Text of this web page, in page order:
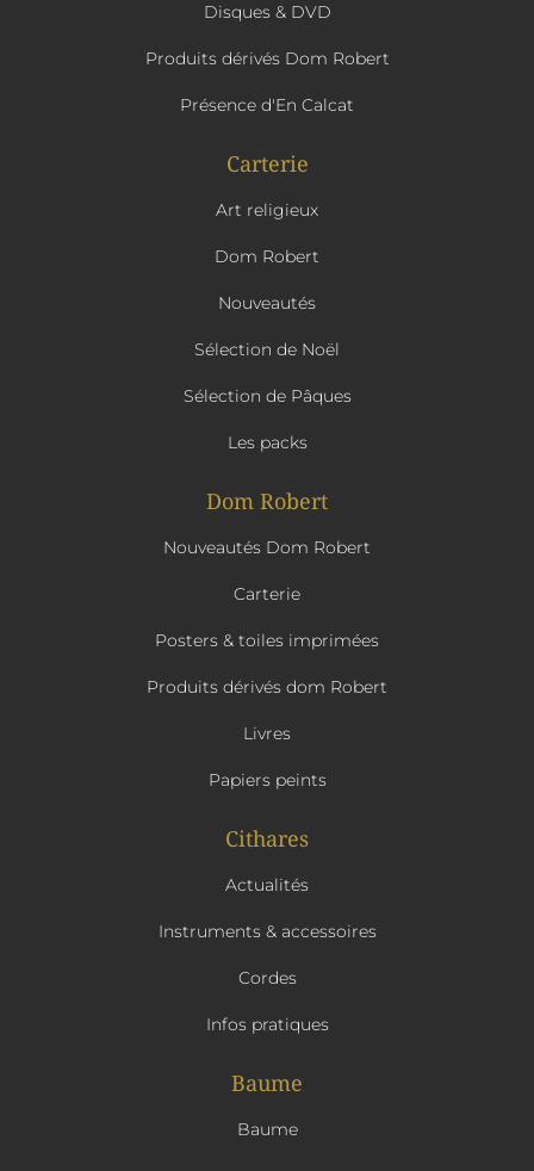
Disques & DVD
Produits dérivés Dom Robert
Présence d'En Calcat
Carterie
Art religieux
Dom Robert
Nouveautés
Sélection de Noël
Sélection de Pâques
Les packs
Dom Robert
Nouveautés Dom Robert
Carterie
Posters & toiles imprimées
Produits dérivés dom Robert
Livres
Papiers peints
Cithares
Actualités
Instruments & accessoires
Cordes
Infos pratiques
Baume
Baume